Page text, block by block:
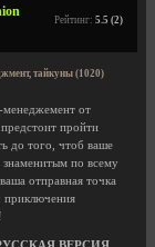
Рейтинг: 5.5 (2)
тайкуны (1020)
от
пройти
до того, чтоб ваше
знаменитым по всему
отправная точка